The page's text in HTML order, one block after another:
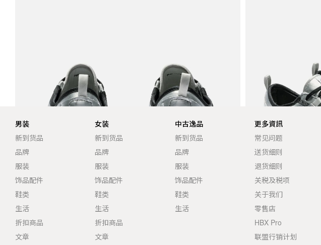
男装
新到货品
品牌
服装
饰品配件
鞋类
生活
折扣商品
文章
女装
新到货品
品牌
服装
饰品配件
鞋类
生活
折扣商品
文章
中古逸品
新到货品
品牌
服装
饰品配件
鞋类
生活
更多資訊
常见问题
送货细则
退货细则
关税及税项
关于我们
零售店
HBX Pro
联盟行销计划